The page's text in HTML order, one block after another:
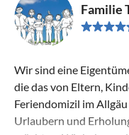
Familie
Wir sind eine
die das von Eltern,
Feriendomizil im
Urlaubern und